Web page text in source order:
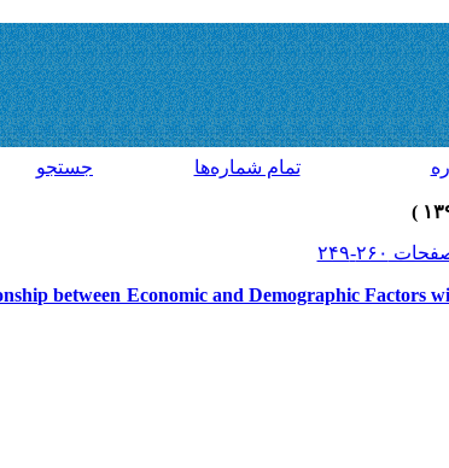
تمام شماره‌ها جستجو
between Economic and Demographic Factors